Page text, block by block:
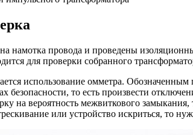
намотка провода и проведены
для проверки собранного
использование омметра.
безопасности, то есть произвести
на вероятность межвиткового
или устройство искриться, то